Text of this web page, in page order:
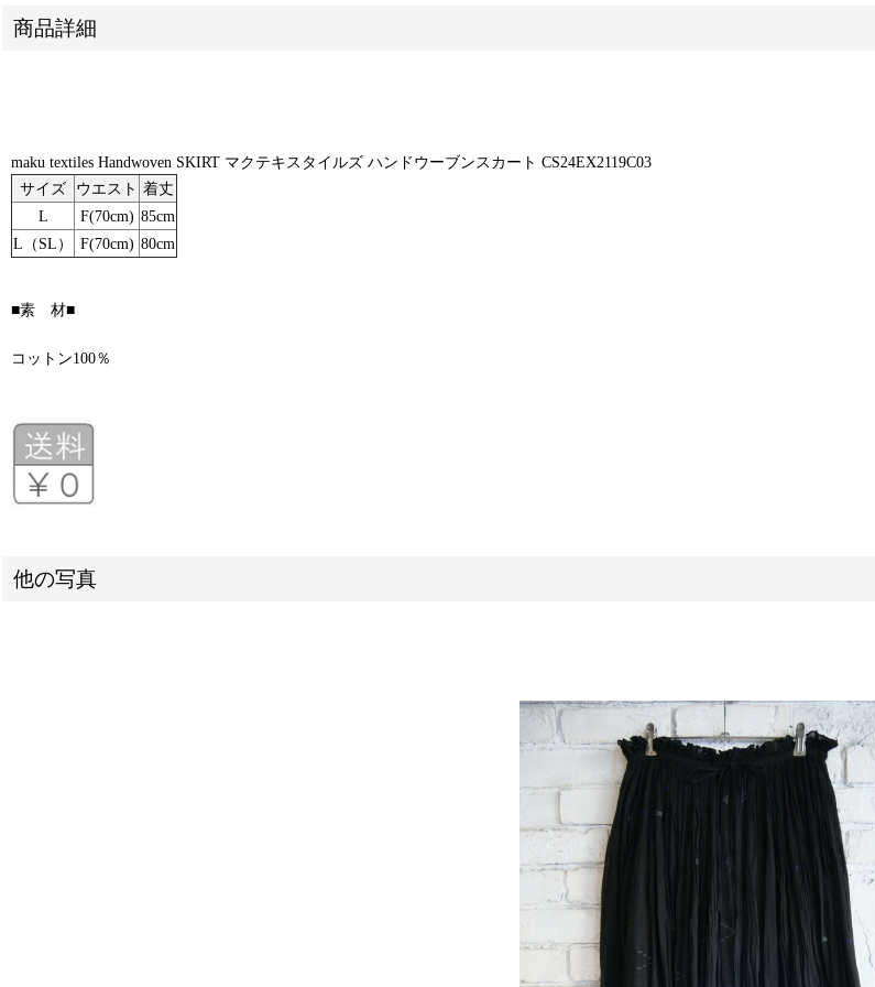
商品詳細
maku textiles Handwoven SKIRT マクテキスタイルズ ハンドウーブンスカート CS24EX2119C03
サイズ
ウエスト 着丈
L
F(70cm) 85cm
L（SL）
F(70cm) 80cm
■素 材■
コットン100％
他の写真